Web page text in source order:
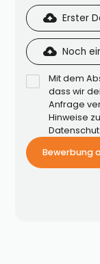
Erster
Noch
Mit dem
dass wir
Anfrage
Hinweise